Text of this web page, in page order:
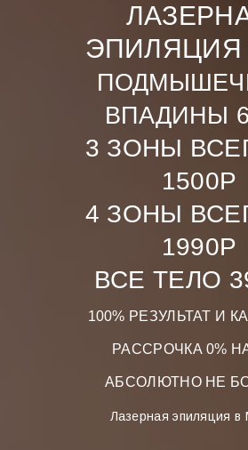
ЭПИЛЯЦИЯ
ВПАДИНЫ
3 ЗОНЫ
1500Р
4 ЗОНЫ
1990Р
ВСЕ ТЕЛО
100% РЕЗУЛЬТАТ И
РАССРОЧКА 0%
АБСОЛЮТНО НЕ
Лазерная эпиляция в